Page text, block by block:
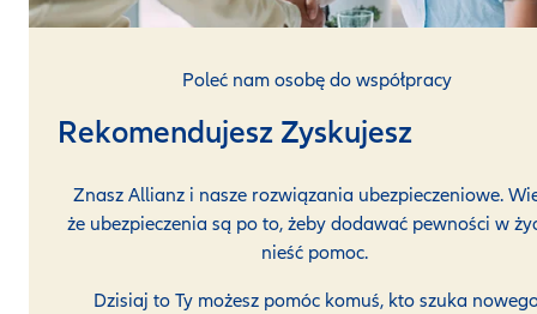
Poleć nam osobę do współpracy
Rekomendujesz Zyskujesz
Znasz Allianz i nasze rozwiązania ubezpieczeniowe.
że ubezpieczenia są po to, żeby dodawać pewności w
nieść pomoc.
Dzisiaj to Ty możesz pomóc komuś, kto szuka